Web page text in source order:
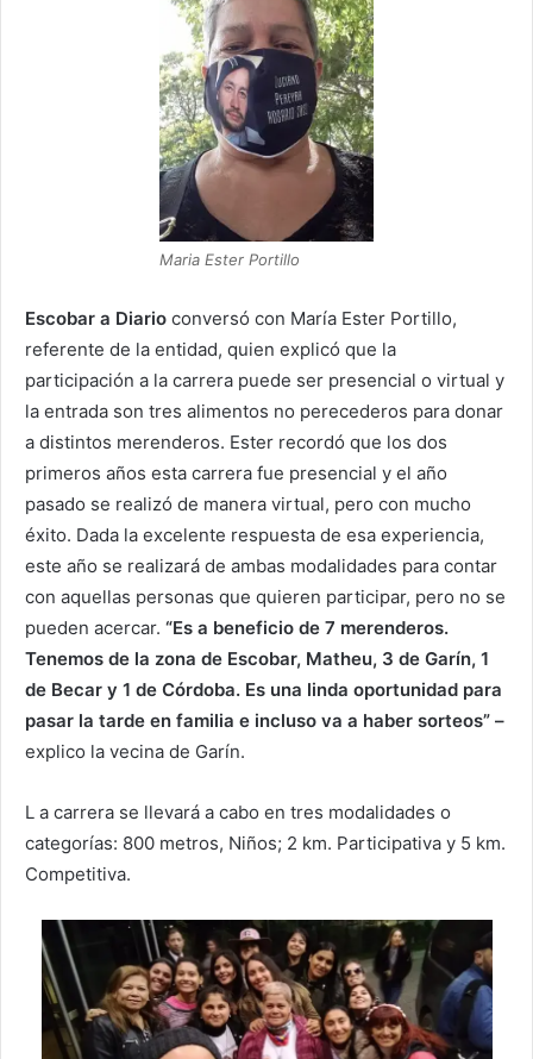
Maria Ester Portillo
Escobar a Diario conversó con María Ester Portillo,
referente de la entidad, quien explicó que la
participación a la carrera puede ser presencial o virtual y
la entrada son tres alimentos no perecederos para donar
a distintos merenderos. Ester recordó que los dos
primeros años esta carrera fue presencial y el año
pasado se realizó de manera virtual, pero con mucho
éxito. Dada la excelente respuesta de esa experiencia,
este año se realizará de ambas modalidades para contar
con aquellas personas que quieren participar, pero no se
pueden acercar. “Es a beneficio de 7 merenderos.
Tenemos de la zona de Escobar, Matheu, 3 de Garín, 1
de Becar y 1 de Córdoba. Es una linda oportunidad para
pasar la tarde en familia e incluso va a haber sorteos” –
explico la vecina de Garín.
L a carrera se llevará a cabo en tres modalidades o
categorías: 800 metros, Niños; 2 km. Participativa y 5 km.
Competitiva.